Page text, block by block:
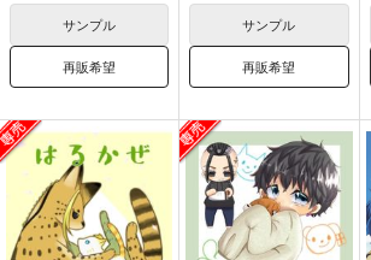
サンプル
再販希望
サンプル
再販希望